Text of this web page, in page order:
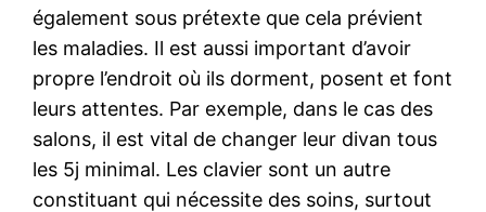
également sous prétexte que cela prévient
les maladies. Il est aussi important d’avoir
propre l’endroit où ils dorment, posent et font
leurs attentes. Par exemple, dans le cas des
salons, il est vital de changer leur divan tous
les 5j minimal. Les clavier sont un autre
constituant qui nécessite des soins, surtout